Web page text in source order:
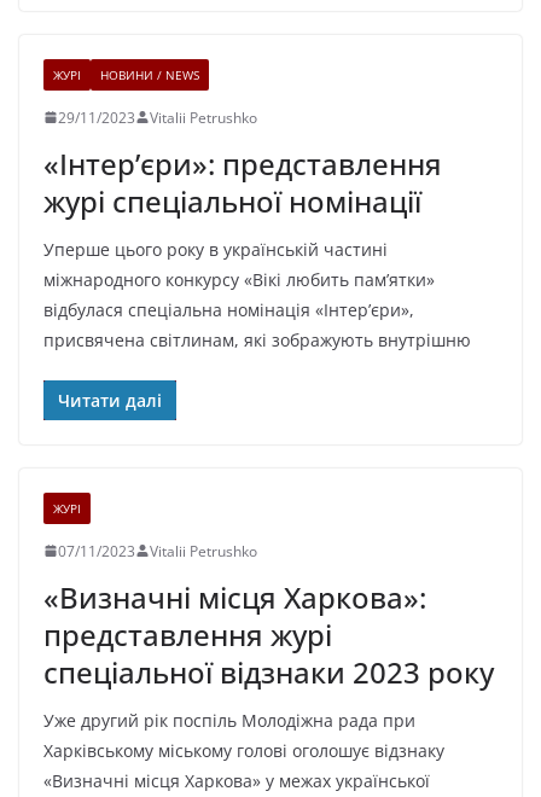
ЖУРІ НОВИНИ / NEWS
29/11/2023 Vitalii Petrushko
«Інтер’єри»: представлення
журі спеціальної номінації
Уперше цього року в українській частині
міжнародного конкурсу «Вікі любить пам’ятки»
відбулася спеціальна номінація «Інтер’єри»,
присвячена світлинам, які зображують внутрішню
Читати далі
ЖУРІ
07/11/2023 Vitalii Petrushko
«Визначні місця Харкова»:
представлення журі
спеціальної відзнаки 2023 року
Уже другий рік поспіль Молодіжна рада при
Харківському міському голові оголошує відзнаку
«Визначні місця Харкова» у межах української